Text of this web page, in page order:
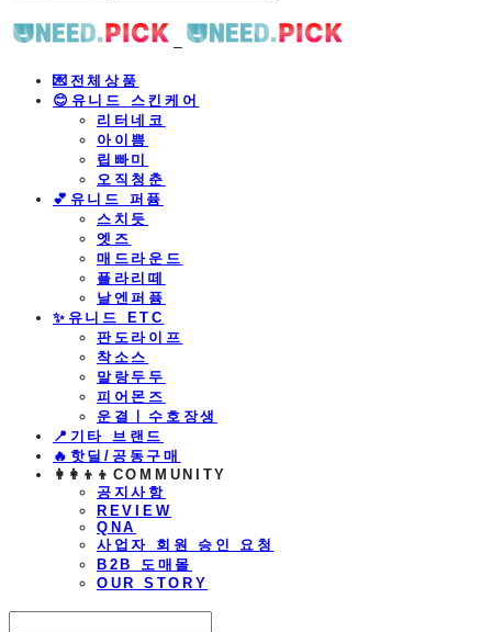
💌전체상품
😊유니드 스킨케어
리터네코
아이쁨
립빠미
오직청춘
💕유니드 퍼퓸
스치듯
엣즈
매드라운드
플라리떼
날엔퍼퓸
​✨유니드 ETC
판도라이프
착소스
말랑두두
피어몬즈
운결ㅣ수호장생
📍기타 브랜드
🔥핫딜/공동구매
👩‍👩‍👦‍👦COMMUNITY
공지사항
REVIEW
QNA
사업자 회원 승인 요청
B2B 도매몰
OUR STORY